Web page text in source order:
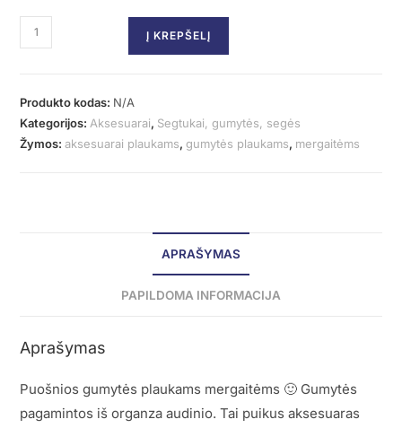
Į KREPŠELĮ
Produkto kodas: N/A
Kategorijos: Aksesuarai, Segtukai, gumytės, segės
Žymos:aksesuarai plaukams,gumytės plaukams, mergaitėms
APRAŠYMAS
PAPILDOMA INFORMACIJA
Aprašymas
Puošnios gumytės plaukams mergaitėms 🙂 Gumytės
pagamintos iš organza audinio. Tai puikus aksesuaras